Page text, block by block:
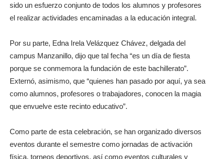
sido un esfuerzo conjunto de todos los alumnos y profesores
el realizar actividades encaminadas a la educación integral.
Por su parte, Edna Irela Velázquez Chávez, delgada del
campus Manzanillo, dijo que tal fecha “es un día de fiesta
porque se conmemora la fundación de este bachillerato”.
Externó, asimismo, que “quienes han pasado por aquí, ya sea
como alumnos, profesores o trabajadores, conocen la magia
que envuelve este recinto educativo”.
Como parte de esta celebración, se han organizado diversos
eventos durante el semestre como jornadas de activación
física, torneos deportivos, así como eventos culturales y